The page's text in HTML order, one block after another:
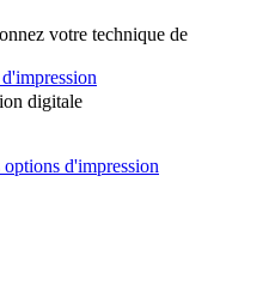
votre technique de
digitale
d'impression